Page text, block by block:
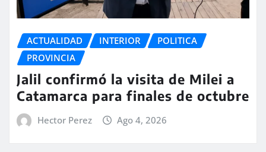
ACTUALIDAD INTERIOR
POLITICA
PROVINCIA
Jalil confirmó la visita de Milei a
Catamarca para finales de octubre
Hector Perez Ago 4, 2026